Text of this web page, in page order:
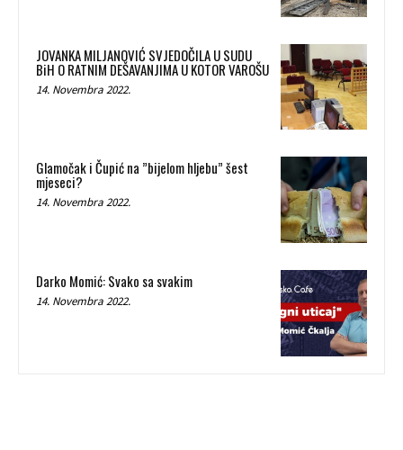
JOVANKA MILJANOVIĆ SVJEDOČILA U SUDU
BiH O RATNIM DEŠAVANJIMA U KOTOR VAROŠU
14. Novembra 2022.
Glamočak i Čupić na ”bijelom hljebu” šest
mjeseci?
14. Novembra 2022.
Darko Momić: Svako sa svakim
14. Novembra 2022.